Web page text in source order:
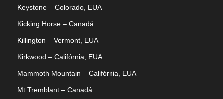
Keystone – Colorado, EUA
Kicking Horse – Canadá
Killington – Vermont, EUA
Kirkwood – Califórnia, EUA
Mammoth Mountain – Califórnia, EUA
Mt Tremblant – Canadá